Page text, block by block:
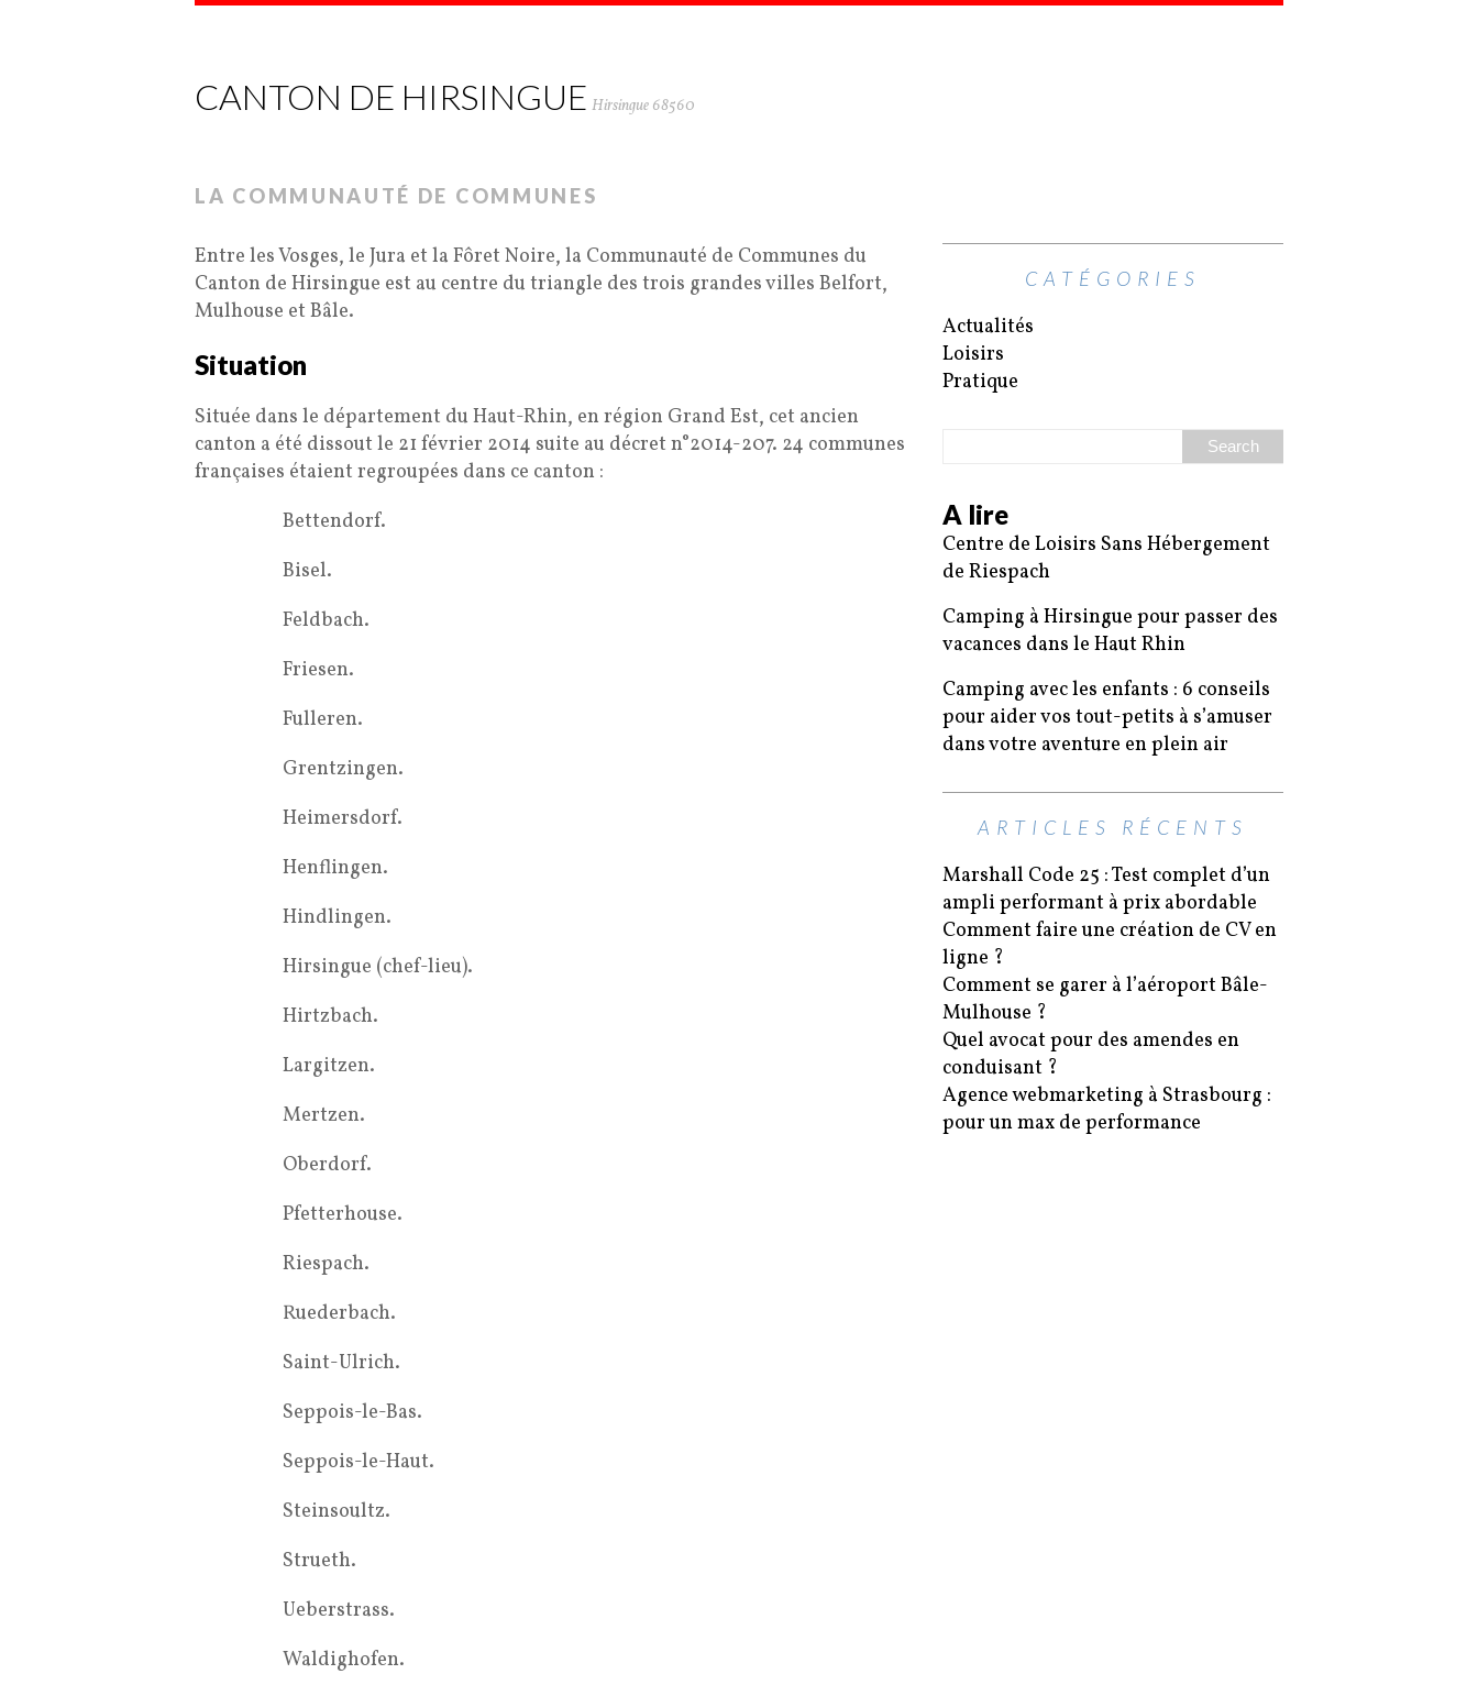
CANTON DE HIRSINGUE Hirsingue 68560
LA COMMUNAUTÉ DE COMMUNES
Entre les Vosges, le Jura et la Fôret Noire, la Communauté de Communes du
Canton de Hirsingue est au centre du triangle des trois grandes villes Belfort,
Mulhouse et Bâle.
Situation
Située dans le département du Haut-Rhin, en région Grand Est, cet ancien
canton a été dissout le 21 février 2014 suite au décret n°2014-207. 24 communes
françaises étaient regroupées dans ce canton :
Bettendorf.
Bisel.
Feldbach.
Friesen.
Fulleren.
Grentzingen.
Heimersdorf.
Henflingen.
Hindlingen.
Hirsingue (chef-lieu).
Hirtzbach.
Largitzen.
Mertzen.
Oberdorf.
Pfetterhouse.
Riespach.
Ruederbach.
Saint-Ulrich.
Seppois-le-Bas.
Seppois-le-Haut.
Steinsoultz.
Strueth.
Ueberstrass.
Waldighofen.
CATÉGORIES
Actualités
Loisirs
Pratique
A lire
Centre de Loisirs Sans Hébergement
de Riespach
Camping à Hirsingue pour passer des
vacances dans le Haut Rhin
Camping avec les enfants : 6 conseils
pour aider vos tout-petits à s’amuser
dans votre aventure en plein air
ARTICLES RÉCENTS
Marshall Code 25 : Test complet d’un
ampli performant à prix abordable
Comment faire une création de CV en
ligne ?
Comment se garer à l’aéroport Bâle-
Mulhouse ?
Quel avocat pour des amendes en
conduisant ?
Agence webmarketing à Strasbourg :
pour un max de performance